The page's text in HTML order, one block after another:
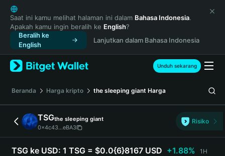
English
日本語
Tiếng Việt
Русский
Español (Latinoamérica)
Türkçe
Français
Deutsch
简体中文
繁體中文
Português (Portugal)
Bahasa Indonesia
Saat ini kamu melihat halaman ini dalam Bahasa Indonesia.
Apakah kamu ingin beralih ke English?
Beralih ke
English
Lanjutkan dalam Bahasa Indonesia
Unduh sekarang
Beranda Harga kripto the sleeping giant Harga
TSGthe sleeping giant
0x4c43...eBA3
Risiko
TSG ke USD: 1 TSG = $0.0{6}8167 USD +1.88% 1H